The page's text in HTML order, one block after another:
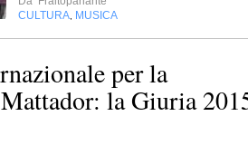
CULTURA MUSICA
per la
la Giuria